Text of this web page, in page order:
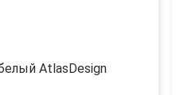
AtlasDesign